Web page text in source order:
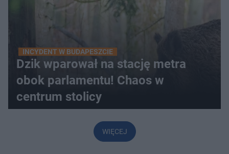
INCYDENT W BUDAPESZCIE
Dzik wparował na stację metra
obok parlamentu! Chaos w
centrum stolicy
WIĘCEJ